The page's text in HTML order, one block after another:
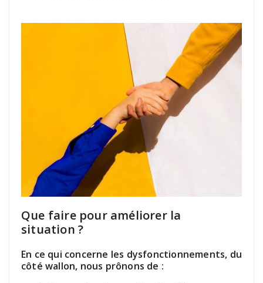
Que faire pour améliorer la
situation ?
En ce qui concerne les dysfonctionnements, du
côté wallon, nous prônons de :